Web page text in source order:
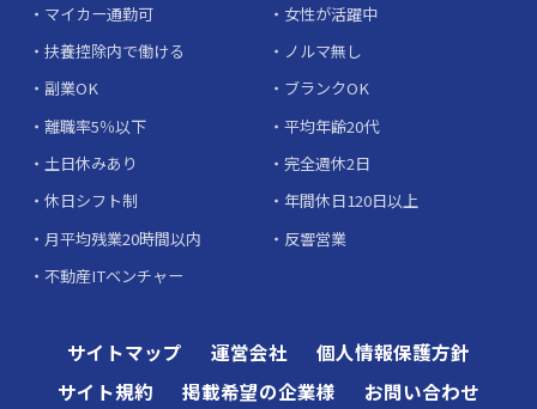
マイカー通勤可
女性が活躍中
扶養控除内で働ける
ノルマ無し
副業OK
ブランクOK
離職率5％以下
平均年齢20代
土日休みあり
完全週休2日
休日シフト制
年間休日120日以上
月平均残業20時間以内
反響営業
不動産ITベンチャー
サイトマップ 運営会社
個人情報保護方針
サイト規約
掲載希望の企業様 お問い合わせ